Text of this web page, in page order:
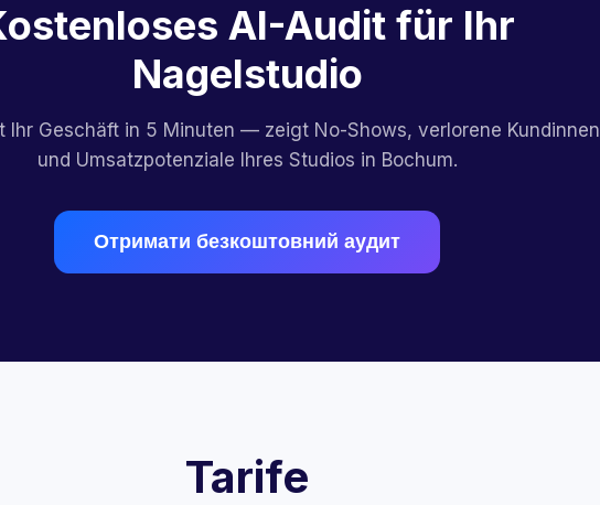
AI-Audit für Ihr
Nagelstudio
Ihr Geschäft in 5 Minuten — zeigt No-Shows, verlorene Kundinnen
und Umsatzpotenziale Ihres Studios in Bochum.
Отримати безкоштовний аудит
Tarife